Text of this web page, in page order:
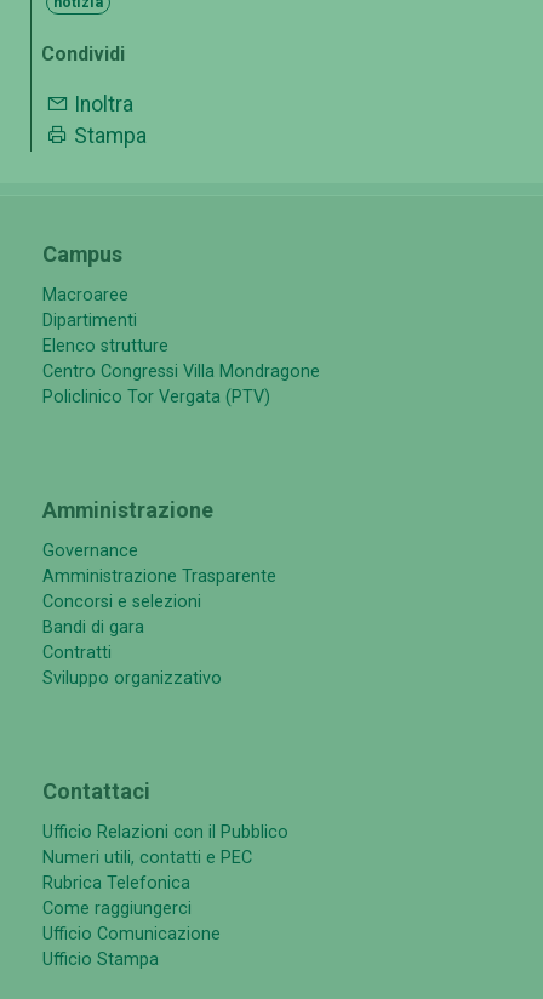
Condividi
Inoltra
Stampa
Campus
Macroaree
Dipartimenti
Elenco strutture
Centro Congressi Villa Mondragone
Policlinico Tor Vergata (PTV)
Amministrazione
Governance
Amministrazione Trasparente
Concorsi e selezioni
Bandi di gara
Contratti
Sviluppo organizzativo
Contattaci
Ufficio Relazioni con il Pubblico
Numeri utili, contatti e PEC
Rubrica Telefonica
Come raggiungerci
Ufficio Comunicazione
Ufficio Stampa